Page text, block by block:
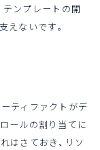
ンプレートの開
えないです。
ティファクトがデ
ールの割り当てに
はさておき、リソ